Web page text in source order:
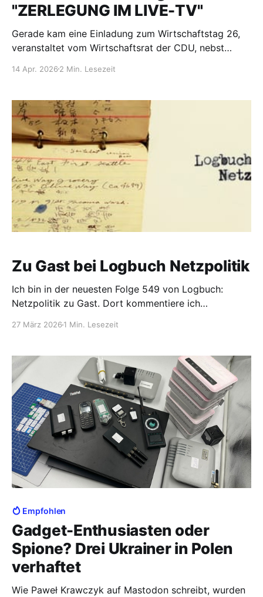
"ZERLEGUNG IM LIVE-TV"
Gerade kam eine Einladung zum Wirtschaftstag 26,
veranstaltet vom Wirtschaftsrat der CDU, nebst
interessant, mit Friedrich Merz als Headliner. Leider
"hXXp://wt25[.]de" statt auf "hXXps://wt26[.].de"
(Defang und
14 Apr. 2026 2 Min. Lesezeit
Zu Gast bei Logbuch Netzpolitik
Ich bin in der neuesten Folge 549 von Logbuch:
Netzpolitik zu Gast. Dort kommentiere ich
verschiedenen deutschen Firmen am Wochenende
21./22. März. Dort waren wegen einer kritischen
Sicherheitslücke teilweise Polizisten
27 März 2026 1 Min. Lesezeit
Empfohlen
Gadget-Enthusiasten oder
Spione? Drei Ukrainer in Polen
verhaftet
Wie Paweł Krawczyk auf Mastodon schreibt, wurden